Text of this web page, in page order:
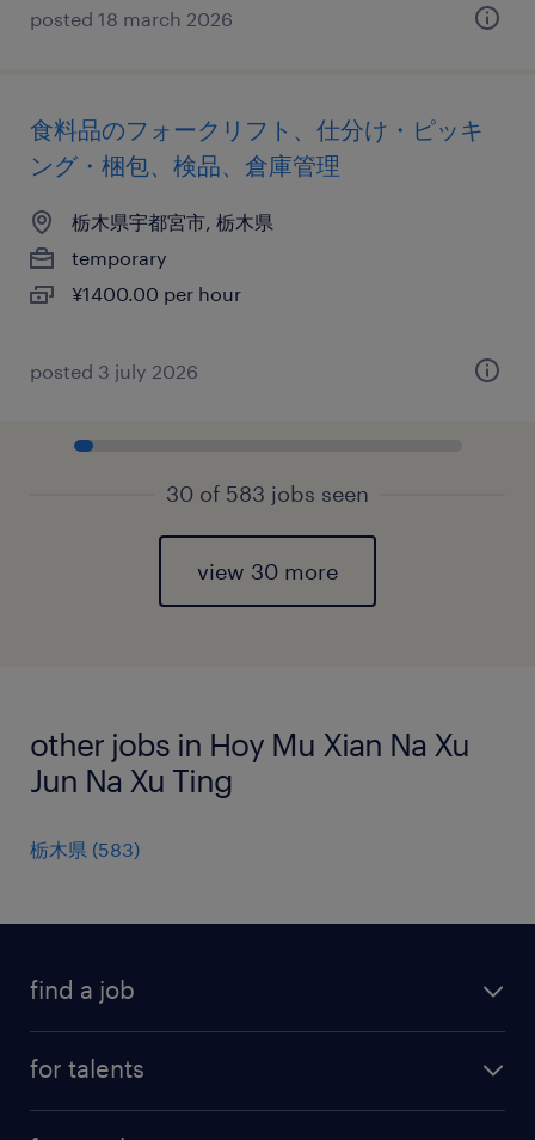
posted 18 march 2026
食料品のフォークリフト、仕分け・ピッキ
ング・梱包、検品、倉庫管理
栃木県宇都宮市, 栃木県
temporary
¥1400.00 per hour
posted 3 july 2026
30 of 583 jobs seen
view 30 more
other jobs in Hoy Mu Xian Na Xu
Jun Na Xu Ting
栃木県 (583)
find a job
for talents